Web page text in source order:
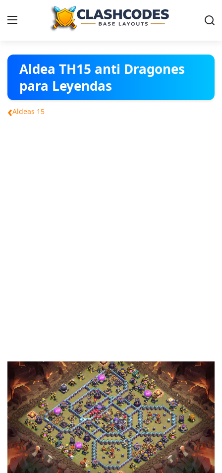
Contact
Aldeas
Español
Aldea TH15 anti Dragones
para Leyendas
‹Aldeas 15